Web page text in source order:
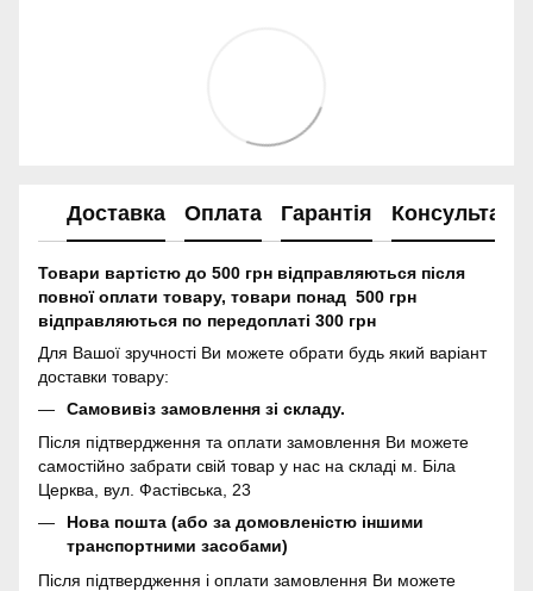
Доставка Оплата Гарантія Консультація
Товари вартістю до 500 грн відправляються після
повної оплати товару, товари понад 500 грн
відправляються по передоплаті 300 грн
Для Вашої зручності Ви можете обрати будь який варіант
доставки товару:
Самовивіз замовлення зі складу.
Після підтвердження та оплати замовлення Ви можете
самостійно забрати свій товар у нас на складі м. Біла
Церква, вул. Фастівська, 23
Нова пошта (або за домовленістю іншими
транспортними засобами)
Після підтвердження і оплати замовлення Ви можете